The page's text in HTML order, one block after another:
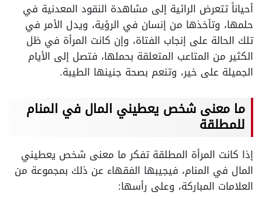
أحياناً تتعرض الرائية إلى مشاهدة النقود المعدنية في
حلمها، وتأخذها من إنسان في الرؤية، ويدل الأمر في
تلك الحالة على إنجاب الفتاة، وإن كانت المرأة في ظل
الكثير من المتاعب المتعلقة بحملها، فتصل إلى الأيام
الجميلة على خير، وتنعم بصحة جنينها الطيبة.
ما معنى شخص يعطيني المال في المنام
للمطلقة
إذا كانت المرأة المطلقة تفكر ما معنى شخص يعطيني
المال في المنام، فيجيبها الفقهاء عن ذلك بمجموعة من
العلامات المباركة، وعلى رأسها: